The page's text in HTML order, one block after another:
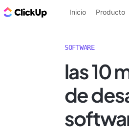
ClickUp Blog
Inicio Producto
SOFTWARE
las 10
de